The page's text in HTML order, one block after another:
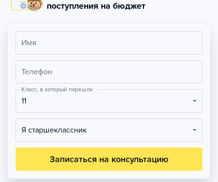
поступления на бюджет
Имя
Телефон
Класс, в который перешли
11
Я старшеклассник
Записаться на консультацию